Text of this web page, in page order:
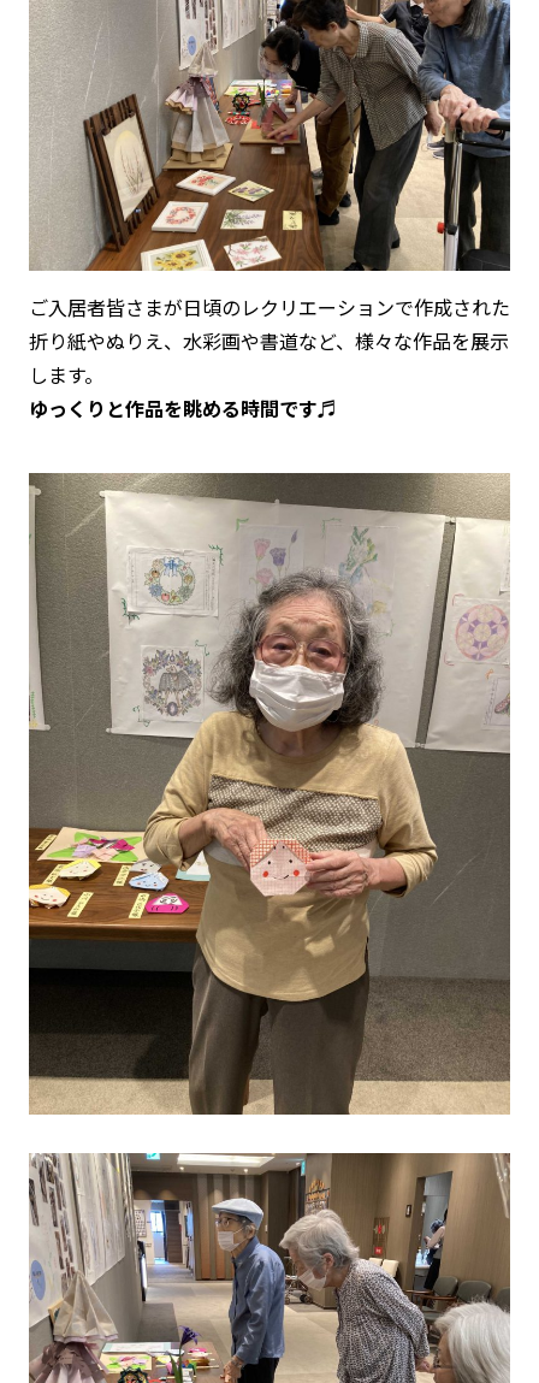
ご入居者皆さまが日頃のレクリエーションで作成された
折り紙やぬりえ、水彩画や書道など、様々な作品を展示
します。
ゆっくりと作品を眺める時間です♬